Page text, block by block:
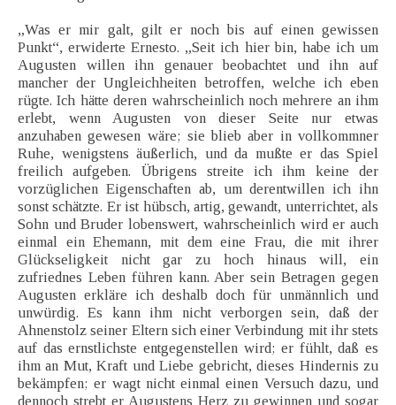
„Was er mir galt, gilt er noch bis auf einen gewissen
Punkt“, erwiderte Ernesto. „Seit ich hier bin, habe ich um
Augusten willen ihn genauer beobachtet und ihn auf
mancher der Ungleichheiten betroffen, welche ich eben
rügte. Ich hätte deren wahrscheinlich noch mehrere an ihm
erlebt, wenn Augusten von dieser Seite nur etwas
anzuhaben gewesen wäre; sie blieb aber in vollkommner
Ruhe, wenigstens äußerlich, und da mußte er das Spiel
freilich aufgeben. Übrigens streite ich ihm keine der
vorzüglichen Eigenschaften ab, um derentwillen ich ihn
sonst schätzte. Er ist hübsch, artig, gewandt, unterrichtet, als
Sohn und Bruder lobenswert, wahrscheinlich wird er auch
einmal ein Ehemann, mit dem eine Frau, die mit ihrer
Glückseligkeit nicht gar zu hoch hinaus will, ein
zufriednes Leben führen kann. Aber sein Betragen gegen
Augusten erkläre ich deshalb doch für unmännlich und
unwürdig. Es kann ihm nicht verborgen sein, daß der
Ahnenstolz seiner Eltern sich einer Verbindung mit ihr stets
auf das ernstlichste entgegenstellen wird; er fühlt, daß es
ihm an Mut, Kraft und Liebe gebricht, dieses Hindernis zu
bekämpfen; er wagt nicht einmal einen Versuch dazu, und
dennoch strebt er Augustens Herz zu gewinnen und sogar